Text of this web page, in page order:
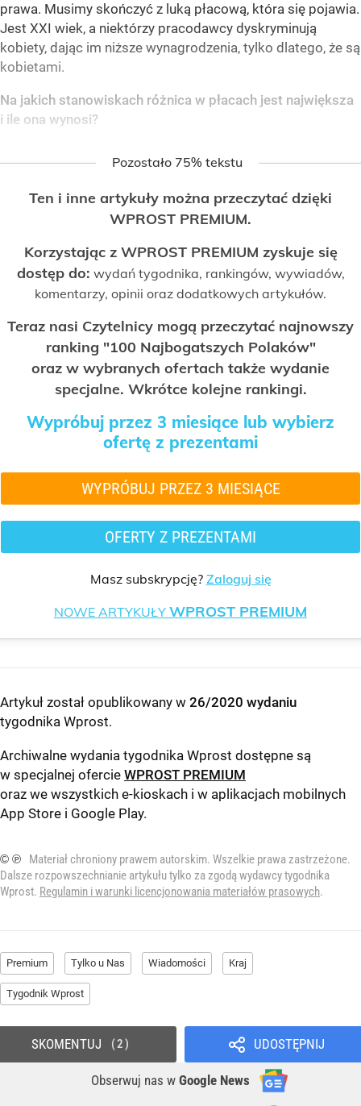
prawa. Musimy skończyć z luką płacową, która się pojawia.
Jest XXI wiek, a niektórzy pracodawcy dyskryminują
kobiety, dając im niższe wynagrodzenia, tylko dlatego, że są
kobietami.
Na jakich stanowiskach różnica w płacach jest największa
i ile ona wynosi?
Pozostało 75% tekstu
Ten i inne artykuły można przeczytać dzięki
WPROST PREMIUM.
Korzystając z WPROST PREMIUM zyskuje się
dostęp do: wydań tygodnika, rankingów, wywiadów,
komentarzy, opinii oraz dodatkowych artykułów.
Teraz nasi Czytelnicy mogą przeczytać najnowszy
ranking "100 Najbogatszych Polaków"
oraz w wybranych ofertach także wydanie
specjalne. Wkrótce kolejne rankingi.
Wypróbuj przez 3 miesiące lub wybierz
ofertę z prezentami
WYPRÓBUJ PRZEZ 3 MIESIĄCE
OFERTY Z PREZENTAMI
Masz subskrypcję? Zaloguj się
NOWE ARTYKUŁY WPROST PREMIUM
Artykuł został opublikowany w 26/2020 wydaniu
tygodnika Wprost.
Archiwalne wydania tygodnika Wprost dostępne są
w specjalnej ofercie WPROST PREMIUM
oraz we wszystkich e-kioskach i w aplikacjach mobilnych
App Store i Google Play.
© ℗
Materiał chroniony prawem autorskim. Wszelkie prawa zastrzeżone.
Dalsze rozpowszechnianie artykułu tylko za zgodą wydawcy tygodnika
Wprost. Regulamin i warunki licencjonowania materiałów prasowych.
Premium Tylko u Nas Wiadomości Kraj
Tygodnik Wprost
UDOSTĘPNIJ
Obserwuj nas w Google News
SKOMENTUJ 2